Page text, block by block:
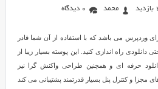
محمد 0 دیدگاه
وردپرس می باشد که با استفاده از آن شما قادر
راه اندازی کنید. این پوسته بسیار زیبا از
حرفه ای و همچنین طراحی واکنش گرا نیز
مجزا و کنترل پنل بسیار قدرتمند پشتیبانی می کند